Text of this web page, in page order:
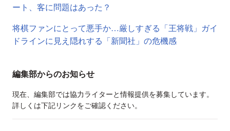
ート、客に問題はあった？
将棋ファンにとって悪手か…厳しすぎる「王将戦」ガイ
ドラインに見え隠れする「新聞社」の危機感
編集部からのお知らせ
現在、編集部では協力ライターと情報提供を募集しています。
詳しくは下記リンクをご確認ください。